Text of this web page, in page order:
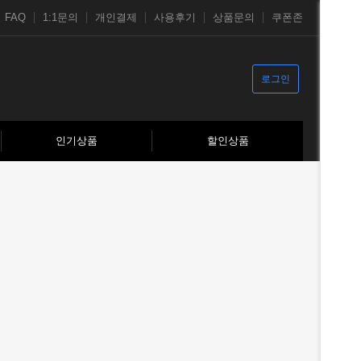
FAQ 1:1문의 개인결제 사용후기 상품문의 쿠폰존
로그인
인기상품 할인상품